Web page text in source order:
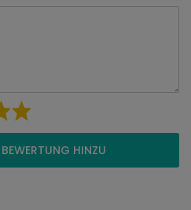
HINZU